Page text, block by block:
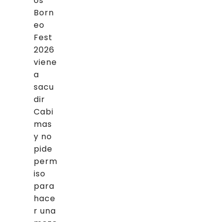
Born
eo
Fest
2026
viene
a
sacu
dir
Cabi
mas
y no
pide
perm
iso
para
hace
r una